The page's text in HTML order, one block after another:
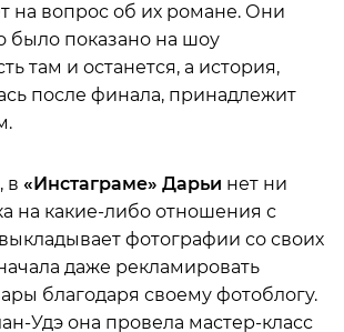
на вопрос об их романе. Они
было показано на шоу
там и останется, а история,
после финала, принадлежит
в «Инстаграме» Дарьи нет ни
на какие-либо отношения с
фотографии со своих
даже рекламировать
благодаря своему фотоблогу.
Удэ она провела мастер-класс